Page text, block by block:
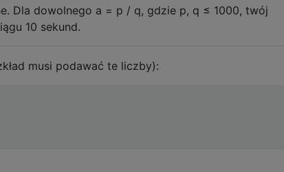
Dla dowolnego a = p / q, gdzie p, q ≤ 1000, twój
10 sekund.
musi podawać te liczby):